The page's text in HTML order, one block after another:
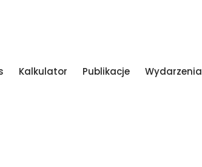
Kalkulator Publikacje Wydarzenia